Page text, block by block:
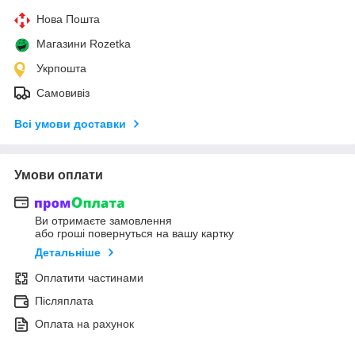
Нова Пошта
Магазини Rozetka
Укрпошта
Самовивіз
Всі умови доставки
Умови оплати
Ви отримаєте замовлення
або гроші повернуться на вашу картку
Детальніше
Оплатити частинами
Післяплата
Оплата на рахунок